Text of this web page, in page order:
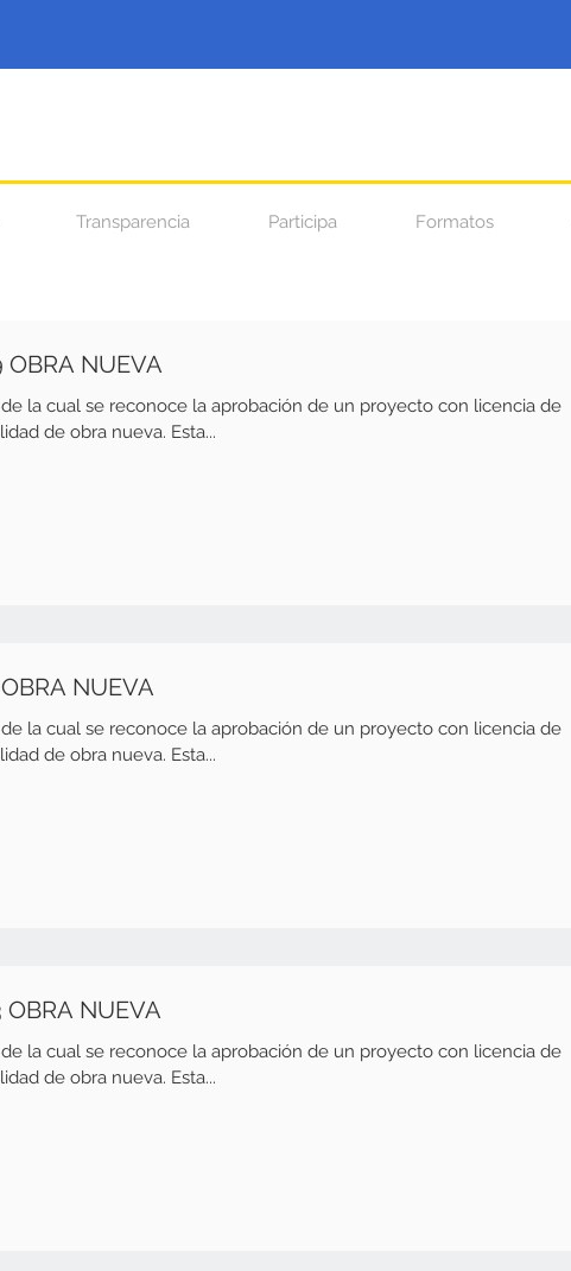
Transparencia Participa Formatos
NUEVA
la cual se reconoce la aprobación de un proyecto con licencia de
de obra nueva. Esta...
NUEVA
la cual se reconoce la aprobación de un proyecto con licencia de
de obra nueva. Esta...
NUEVA
la cual se reconoce la aprobación de un proyecto con licencia de
de obra nueva. Esta...